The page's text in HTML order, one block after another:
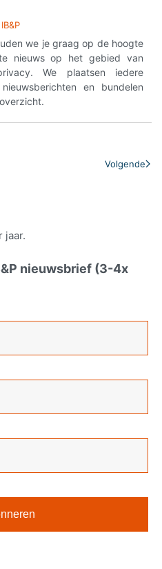
IB&P
we je graag op de hoogte
nieuws op het gebied van
We plaatsen iedere
en bundelen
Volgende
jaar.
nieuwsbrief (3-4x